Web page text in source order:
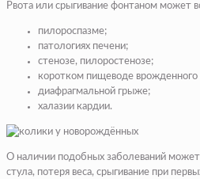
Рвота или срыгивание фонтаном может
пилороспазме;
патологиях печени;
стенозе, пилоростенозе;
коротком пищеводе врожденного
диафрагмальной грыже;
халазии кардии.
О наличии подобных заболеваний может
стула, потеря веса, срыгивание при